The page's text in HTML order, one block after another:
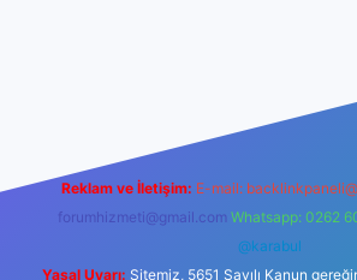
Reklam ve İletişim: E-mail:
forumhizmeti@gmail.com Whatsapp: 0262
@karabul
Yasal Uyarı: Sitemiz, 5651 Sayılı Kanun